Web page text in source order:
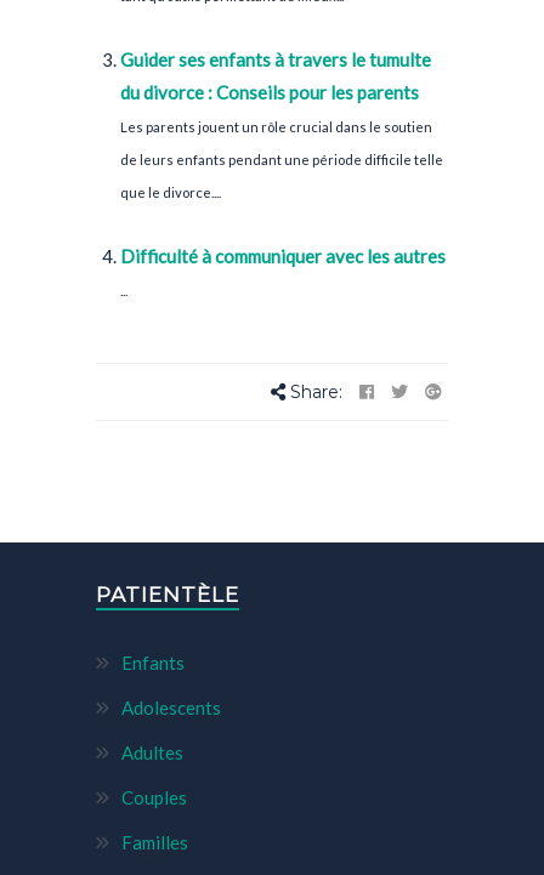
Guider ses enfants à travers le tumulte
du divorce : Conseils pour les parents
Les parents jouent un rôle crucial dans le soutien
de leurs enfants pendant une période difficile telle
que le divorce....
Difficulté à communiquer avec les autres
Share:
PATIENTÈLE
Enfants
Adolescents
Adultes
Couples
Familles